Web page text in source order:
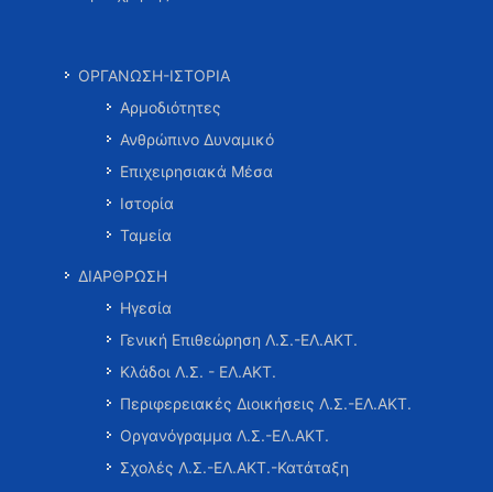
ΟΡΓΑΝΩΣΗ-ΙΣΤΟΡΙΑ
Αρμοδιότητες
Ανθρώπινο Δυναμικό
Επιχειρησιακά Μέσα
Ιστορία
Ταμεία
ΔΙΑΡΘΡΩΣΗ
Ηγεσία
Γενική Επιθεώρηση Λ.Σ.-ΕΛ.ΑΚΤ.
Κλάδοι Λ.Σ. - ΕΛ.ΑΚΤ.
Περιφερειακές Διοικήσεις Λ.Σ.-ΕΛ.ΑΚΤ.
Οργανόγραμμα Λ.Σ.-ΕΛ.ΑΚΤ.
Σχολές Λ.Σ.-ΕΛ.ΑΚΤ.-Κατάταξη